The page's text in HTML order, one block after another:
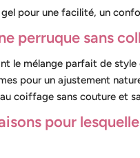
gel pour une facilité, un
perruque sans
le mélange parfait de
pour un ajustement
coiffage sans couture et
pour